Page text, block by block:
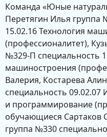
Команда «Юные
Перетягин Илья группа
15.02.16 Технология
(профессионалитет),
№329-П специальность
машиностроения
Валерия, Костарева
специальность
и программирование
обучающиеся Сартаков
группа №330